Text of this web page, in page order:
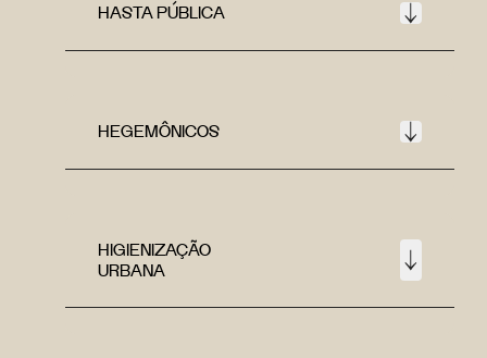
HASTA PÚBLICA
HEGEMÔNICOS
HIGIENIZAÇÃO
URBANA